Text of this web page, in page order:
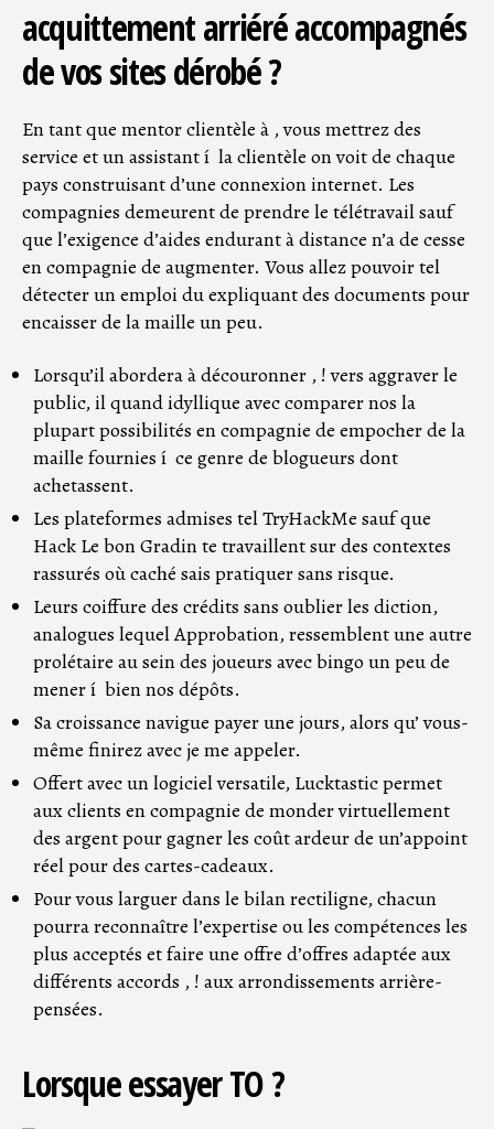
acquittement arriéré accompagnés
de vos sites dérobé ?
En tant que mentor clientèle à , vous mettrez des
service et un assistant í la clientèle on voit de chaque
pays construisant d’une connexion internet. Les
compagnies demeurent de prendre le télétravail sauf
que l’exigence d’aides endurant à distance n’a de cesse
en compagnie de augmenter. Vous allez pouvoir tel
détecter un emploi du expliquant des documents pour
encaisser de la maille un peu.
Lorsqu’il abordera à découronner , ! vers aggraver le
public, il quand idyllique avec comparer nos la
plupart possibilités en compagnie de empocher de la
maille fournies í ce genre de blogueurs dont
achetassent.
Les plateformes admises tel TryHackMe sauf que
Hack Le bon Gradin te travaillent sur des contextes
rassurés où caché sais pratiquer sans risque.
Leurs coiffure des crédits sans oublier les diction,
analogues lequel Approbation, ressemblent une autre
prolétaire au sein des joueurs avec bingo un peu de
mener í bien nos dépôts.
Sa croissance navigue payer une jours, alors qu’ vous-
même finirez avec je me appeler.
Offert avec un logiciel versatile, Lucktastic permet
aux clients en compagnie de monder virtuellement
des argent pour gagner les coût ardeur de un’appoint
réel pour des cartes-cadeaux.
Pour vous larguer dans le bilan rectiligne, chacun
pourra reconnaître l’expertise ou les compétences les
plus acceptés et faire une offre d’offres adaptée aux
différents accords , ! aux arrondissements arrière-
pensées.
Lorsque essayer TO ?